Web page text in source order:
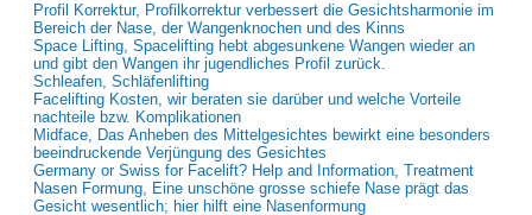
Profil Korrektur, Profilkorrektur verbessert die Gesichtsharmonie im
Bereich der Nase, der Wangenknochen und des Kinns
Space Lifting, Spacelifting hebt abgesunkene Wangen wieder an
und gibt den Wangen ihr jugendliches Profil zurück.
Schleafen, Schläfenlifting
Facelifting Kosten, wir beraten sie darüber und welche Vorteile
nachteile bzw. Komplikationen
Midface, Das Anheben des Mittelgesichtes bewirkt eine besonders
beeindruckende Verjüngung des Gesichtes
Germany or Swiss for Facelift? Help and Information, Treatment
Nasen Formung, Eine unschöne grosse schiefe Nase prägt das
Gesicht wesentlich; hier hilft eine Nasenformung